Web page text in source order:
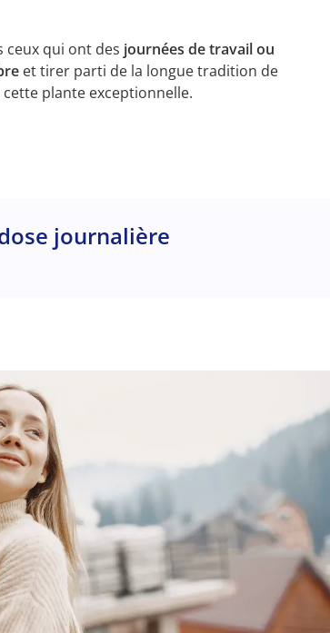
ceux qui ont des journées de travail ou
et tirer parti de la longue tradition de
cette plante exceptionnelle.
journalière